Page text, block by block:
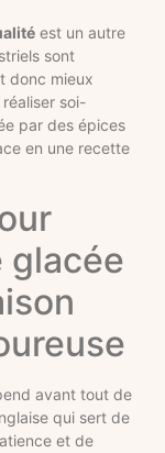
est un autre
sont
donc mieux
soi-
par des épices
en une recette
glacée
avant tout de
qui sert de
et de